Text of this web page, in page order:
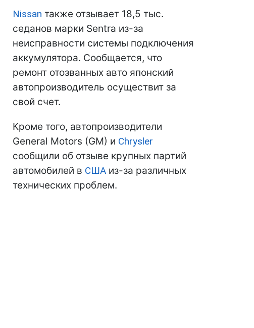
Nissan также отзывает 18,5 тыс.
седанов марки Sentra из-за
неисправности системы подключения
аккумулятора. Сообщается, что
ремонт отозванных авто японский
автопроизводитель осуществит за
свой счет.
Кроме того, автопроизводители
General Motors (GM) и Chrysler
сообщили об отзыве крупных партий
автомобилей в США из-за различных
технических проблем.